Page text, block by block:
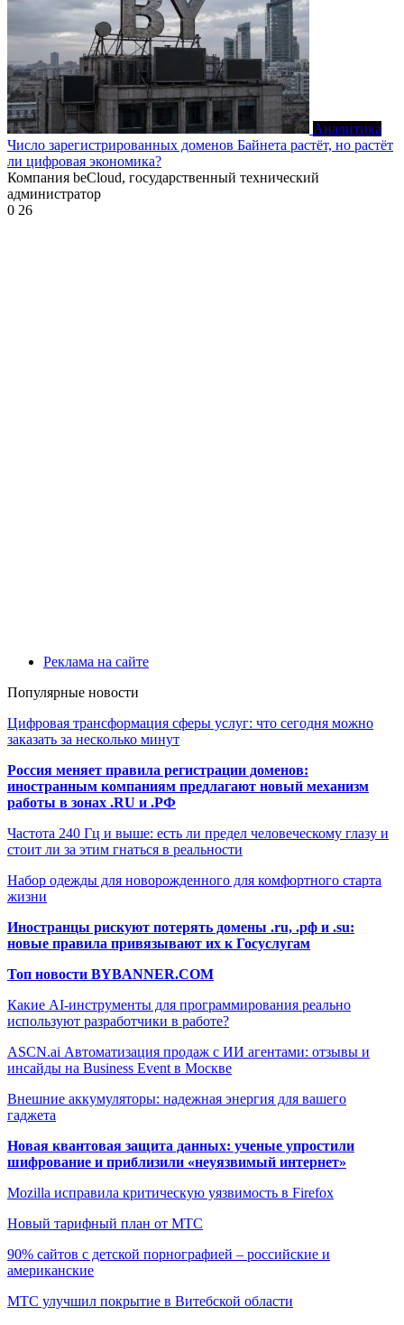
Аналитика
Число зарегистрированных доменов Байнета растёт, но растёт
ли цифровая экономика?
Компания beCloud, государственный технический
администратор
0 26
Реклама на сайте
Популярные новости
Цифровая трансформация сферы услуг: что сегодня можно
заказать за несколько минут
Россия меняет правила регистрации доменов:
иностранным компаниям предлагают новый механизм
работы в зонах .RU и .РФ
Частота 240 Гц и выше: есть ли предел человеческому глазу и
стоит ли за этим гнаться в реальности
Набор одежды для новорожденного для комфортного старта
жизни
Иностранцы рискуют потерять домены .ru, .рф и .su:
новые правила привязывают их к Госуслугам
Топ новости BYBANNER.COM
Какие AI-инструменты для программирования реально
используют разработчики в работе?
ASCN.ai Автоматизация продаж с ИИ агентами: отзывы и
инсайды на Business Event в Москве
Внешние аккумуляторы: надежная энергия для вашего
гаджета
Новая квантовая защита данных: ученые упростили
шифрование и приблизили «неуязвимый интернет»
Mozilla исправила критическую уязвимость в Firefox
Новый тарифный план от МТС
90% сайтов с детской порнографией – российские и
американские
МТС улучшил покрытие в Витебской области